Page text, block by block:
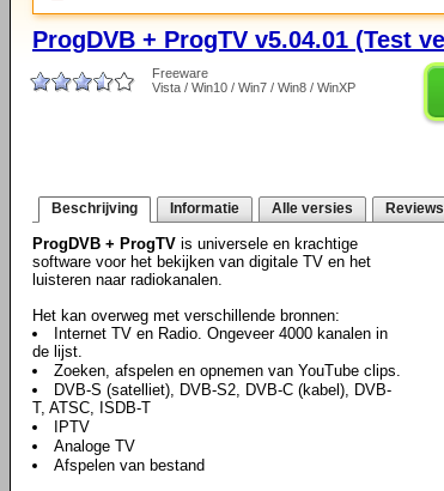
ProgDVB + ProgTV v5.04.01 (Test
Freeware
Vista / Win10 / Win7 / Win8 / WinXP
Beschrijving Informatie Alle versies Reviews
ProgDVB + ProgTV is universele en krachtige
software voor het bekijken van digitale TV en het
luisteren naar radiokanalen.
Het kan overweg met verschillende bronnen:
Internet TV en Radio. Ongeveer 4000 kanalen in
de lijst.
Zoeken, afspelen en opnemen van YouTube clips.
DVB-S (satelliet), DVB-S2, DVB-C (kabel), DVB-
T, ATSC, ISDB-T
IPTV
Analoge TV
Afspelen van bestand